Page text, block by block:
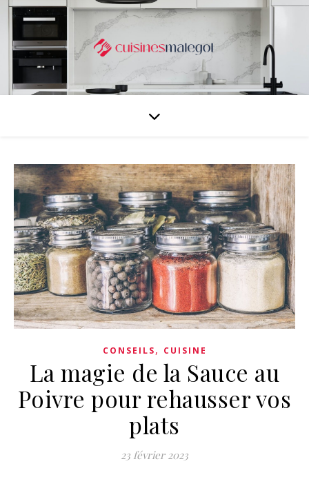
CONSEILS, CUISINE
La magie de la Sauce au
Poivre pour rehausser vos
plats
23 février 2023